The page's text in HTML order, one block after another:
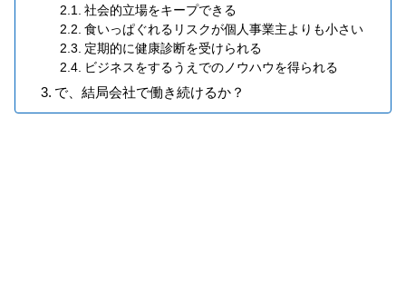
社会的立場をキープできる
食いっぱぐれるリスクが個人事業主よりも小さい
定期的に健康診断を受けられる
ビジネスをするうえでのノウハウを得られる
で、結局会社で働き続けるか？